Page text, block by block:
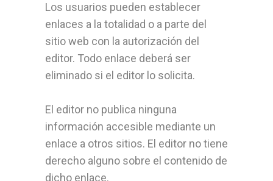
Los usuarios pueden establecer
enlaces a la totalidad o a parte del
sitio web con la autorización del
editor. Todo enlace deberá ser
eliminado si el editor lo solicita.
El editor no publica ninguna
información accesible mediante un
enlace a otros sitios. El editor no tiene
derecho alguno sobre el contenido de
dicho enlace.